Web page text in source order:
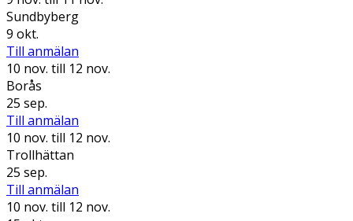
Sundbyberg
9 okt.
Till anmälan
10 nov. till 12 nov.
Borås
25 sep.
Till anmälan
10 nov. till 12 nov.
Trollhättan
25 sep.
Till anmälan
10 nov. till 12 nov.